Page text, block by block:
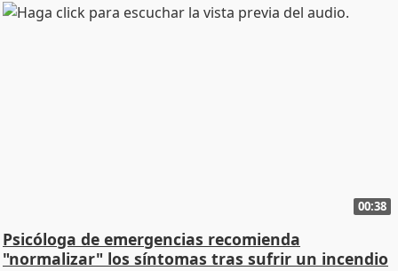
00:38
Psicóloga de emergencias recomienda
"normalizar" los síntomas tras sufrir un incendio